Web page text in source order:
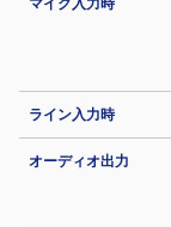
マイク入力時
ライン入力時
オーディオ出力